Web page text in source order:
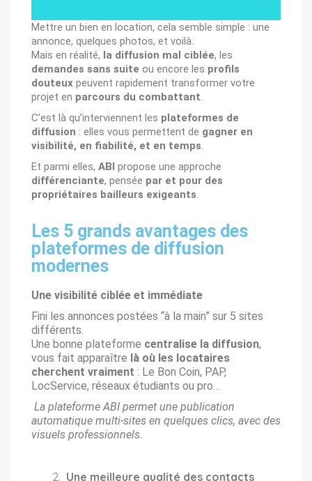
Mettre un bien en location, cela semble simple : une
annonce, quelques photos, et voilà.
Mais en réalité, la diffusion mal ciblée, les
demandes sans suite ou encore les profils
douteux peuvent rapidement transformer votre
projet en parcours du combattant.
C’est là qu’interviennent les plateformes de
diffusion : elles vous permettent de gagner en
visibilité, en fiabilité, et en temps.
Et parmi elles, ABI propose une approche
différenciante, pensée par et pour des
propriétaires bailleurs exigeants.
Les 5 grands avantages des
plateformes de diffusion
modernes
Une visibilité ciblée et immédiate
Fini les annonces postées “à la main” sur 5 sites
différents.
Une bonne plateforme centralise la diffusion,
vous fait apparaître là où les locataires
cherchent vraiment : Le Bon Coin, PAP,
LocService, réseaux étudiants ou pro…
La plateforme ABI permet une publication
automatique multi-sites en quelques clics, avec des
visuels professionnels.
Une meilleure qualité des contacts